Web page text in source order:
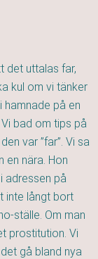
det uttalas far,
kul om vi tänker
hamnade på en
bad om tips på
var ”far”. Vi sa
en nära. Hon
adressen på
inte långt bort
ställe. Om man
prostitution. Vi
gå bland nya